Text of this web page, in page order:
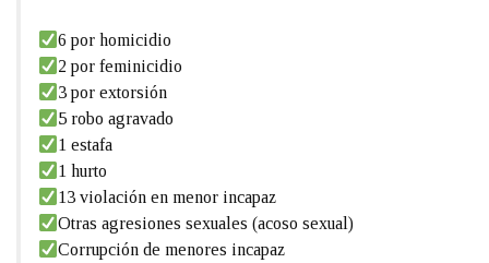
6 por homicidio
2 por feminicidio
3 por extorsión
5 robo agravado
1 estafa
1 hurto
13 violación en menor incapaz
Otras agresiones sexuales (acoso sexual)
Corrupción de menores incapaz